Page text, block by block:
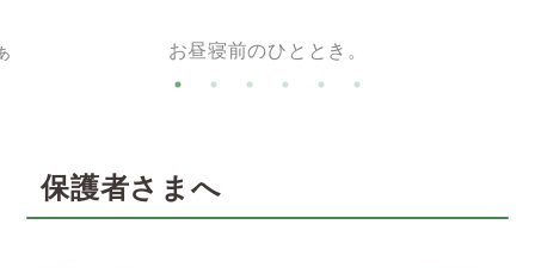
お昼寝前のひととき。
保護者さまへ